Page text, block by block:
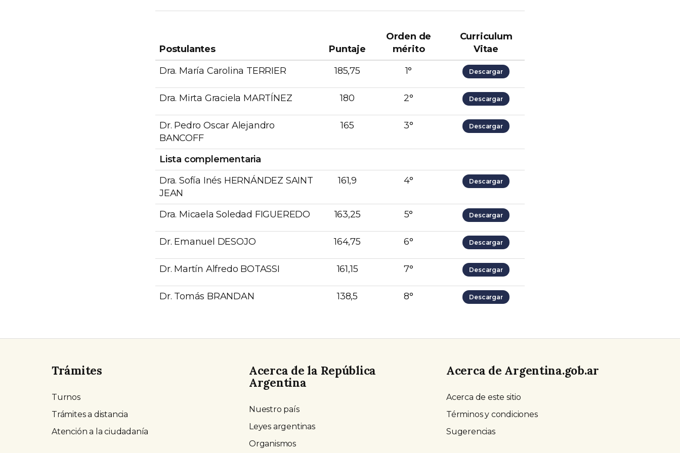
Postulantes Puntaje
Orden de
mérito
Curriculum
Vitae
Dra. María Carolina TERRIER
185,75 1° Descargar
Dra. Mirta Graciela MARTÍNEZ 180 2° Descargar
Dr. Pedro Oscar Alejandro
BANCOFF
165 3° Descargar
Lista complementaria
Dra. Sofía Inés HERNÁNDEZ SAINT
JEAN
161,9 4° Descargar
Dra. Micaela Soledad FIGUEREDO 163,25 5° Descargar
Dr. Emanuel DESOJO 164,75 6° Descargar
Dr. Martín Alfredo BOTASSI 161,15 7° Descargar
Dr. Tomás BRANDAN 138,5 8° Descargar
Trámites
Turnos
Trámites a distancia
Atención a la ciudadanía
Acerca de la República
Argentina
Nuestro país
Leyes argentinas
Organismos
Acerca de Argentina.gob.ar
Acerca de este sitio
Términos y condiciones
Sugerencias